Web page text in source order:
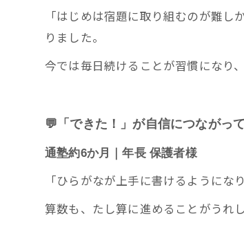
「はじめは宿題に取り組むのが難
りました。
今では毎日続けることが習慣になり
💬「できた！」が自信につながっ
通塾約6か月｜年長 保護者様
「ひらがなが上手に書けるようにな
算数も、たし算に進めることがうれ